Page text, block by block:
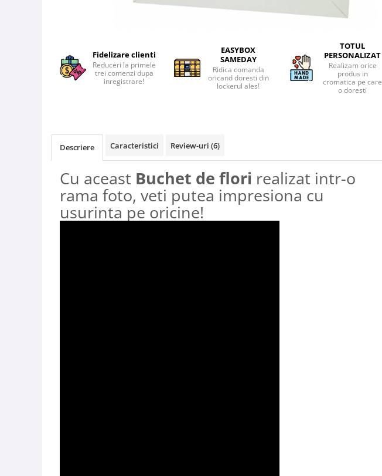
Fidelizare clienti
Reduceri la primele
trei comenzi dupa
inregistrare!
EASYBOX
SAMEDAY
Ridica comanda
oricand doresti din
lockerul ales!
TOTUL
PERSONALIZAT
Realizam orice
produs in
cromatica pe care
o doresti
Descriere Caracteristici Review-uri (6)
Cu aceast Buchet de flori realizat intr-o
rama foto, veti putea impresiona cu
usurinta pe oricine!